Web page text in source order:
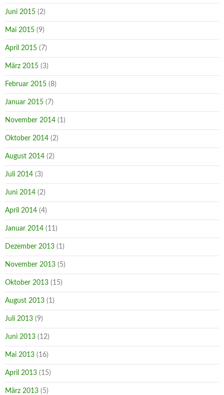
Juni 2015 (2)
Mai 2015 (9)
April 2015 (7)
März 2015 (3)
Februar 2015 (8)
Januar 2015 (7)
November 2014 (1)
Oktober 2014 (2)
August 2014 (2)
Juli 2014 (3)
Juni 2014 (2)
April 2014 (4)
Januar 2014 (11)
Dezember 2013 (1)
November 2013 (5)
Oktober 2013 (15)
August 2013 (1)
Juli 2013 (9)
Juni 2013 (12)
Mai 2013 (16)
April 2013 (15)
März 2013 (5)